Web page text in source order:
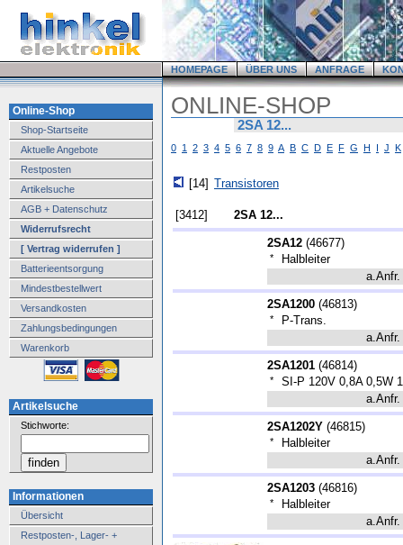
HOMEPAGE ÜBER UNS ANFRAGE
Online-Shop
Shop-Startseite
Aktuelle Angebote
Restposten
Artikelsuche
AGB + Datenschutz
Widerrufsrecht
[ Vertrag widerrufen ]
Batterieentsorgung
Mindestbestellwert
Versandkosten
Zahlungsbedingungen
Warenkorb
Artikelsuche
Stichworte:
Informationen
Übersicht
Restposten-, Lager- +
ONLINE-SHOP
2SA 12...
0 1 2 3 4 5 6 7 8 9 A B C D E F G H I J K
[14] Transistoren
[3412] 2SA 12...
2SA12 (46677)
*
Halbleiter
a.Anfr.
2SA1200 (46813)
*
P-Trans.
a.Anfr.
2SA1201 (46814)
*
SI-P 120V 0,8A 0,5W
a.Anfr.
2SA1202Y (46815)
*
Halbleiter
a.Anfr.
2SA1203 (46816)
*
Halbleiter
a.Anfr.